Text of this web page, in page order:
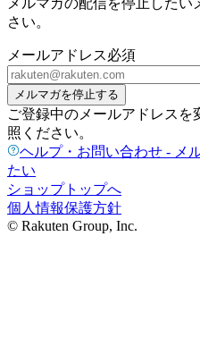
さい。
メールアドレス必須
メルマガを停止する
ご登録中のメールアドレス
照ください。
ヘルプ・お問い合わせ - メ
たい
ショップトップへ
個人情報保護方針
© Rakuten Group, Inc.